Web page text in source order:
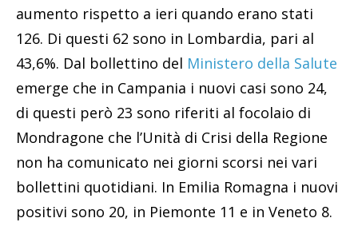
aumento rispetto a ieri quando erano stati
126. Di questi 62 sono in Lombardia, pari al
43,6%. Dal bollettino del Ministero della Salute
emerge che in Campania i nuovi casi sono 24,
di questi però 23 sono riferiti al focolaio di
Mondragone che l’Unità di Crisi della Regione
non ha comunicato nei giorni scorsi nei vari
bollettini quotidiani. In Emilia Romagna i nuovi
positivi sono 20, in Piemonte 11 e in Veneto 8.